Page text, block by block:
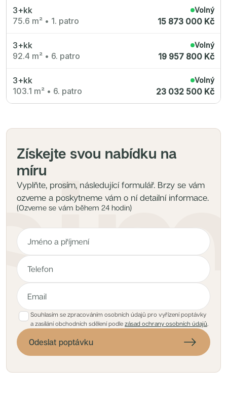
3+kk
75.6 m² • 1. patro
Volný
15 873 000 Kč
3+kk
92.4 m² • 6. patro
Volný
19 957 800 Kč
3+kk
103.1 m² • 6. patro
Volný
23 032 500 Kč
Získejte svou nabídku na
míru
Vyplňte, prosím, následující formulář. Brzy se vám
ozveme a poskytneme vám o ní detailní informace.
(Ozveme se vám během 24 hodin)
Souhlasím se zpracováním osobních údajů pro vyřízení poptávky
a zasílání obchodních sdělení podle zásad ochrany osobních údajů.
Odeslat poptávku